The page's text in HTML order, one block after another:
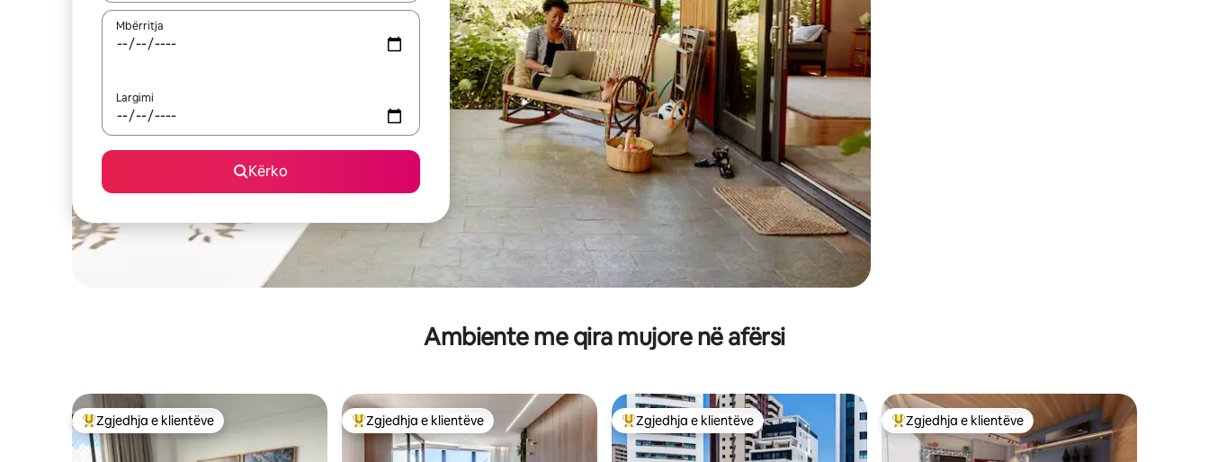
Mbërritja
Largimi
Kërko
Ambiente me qira mujore në afërsi
Më të mirat e zgjedhjeve të klientëve
Zgjedhja e klientëve Më të mirat e zgjedhjeve të klientëve
Zgjedhja e klientëve Më të mirat e zgjedhjeve të klientëve
Zgjedhja e klientëve Më të mirat e zgjedhjeve të klientëve
Zgjedhja e klientëve